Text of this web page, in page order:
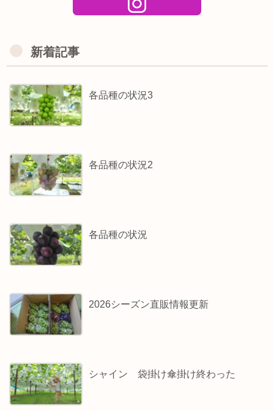
新着記事
各品種の状況3
各品種の状況2
各品種の状況
2026シーズン直販情報更新
シャイン 袋掛け傘掛け終わった